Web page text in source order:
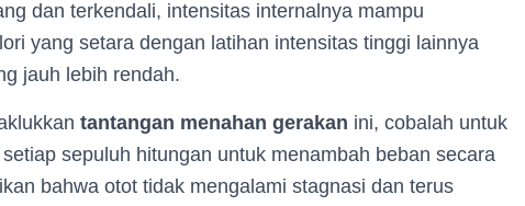
dan terkendali, intensitas internalnya mampu
yang setara dengan latihan intensitas tinggi lainnya
jauh lebih rendah.
tantangan menahan gerakan ini, cobalah untuk
sepuluh hitungan untuk menambah beban secara
bahwa otot tidak mengalami stagnasi dan terus